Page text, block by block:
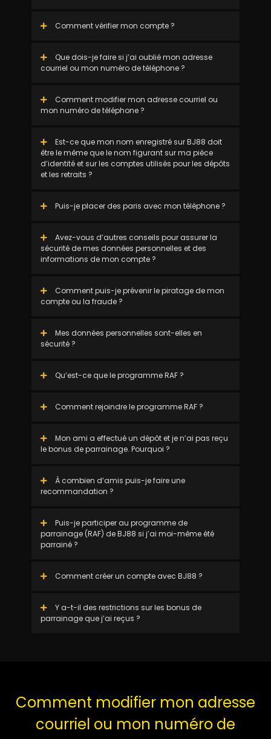
Comment vérifier mon compte ?
Que dois-je faire si j’ai oublié mon adresse
courriel ou mon numéro de téléphone ?
Comment modifier mon adresse courriel ou
mon numéro de téléphone ?
Est-ce que mon nom enregistré sur BJ88 doit
être le même que le nom figurant sur ma pièce
d’identité et sur les comptes utilisés pour les dépôts
et les retraits ?
Puis-je placer des paris avec mon téléphone ?
Avez-vous d’autres conseils pour assurer la
sécurité de mes données personnelles et des
informations de mon compte ?
Comment puis-je prévenir le piratage de mon
compte ou la fraude ?
Mes données personnelles sont-elles en
sécurité ?
Qu’est-ce que le programme RAF ?
Comment rejoindre le programme RAF ?
Mon ami a effectué un dépôt et je n’ai pas reçu
le bonus de parrainage. Pourquoi ?
À combien d’amis puis-je faire une
recommandation ?
Puis-je participer au programme de
parrainage (RAF) de BJ88 si j’ai moi-même été
parrainé ?
Comment créer un compte avec BJ88 ?
Y a-t-il des restrictions sur les bonus de
parrainage que j’ai reçus ?
Comment modifier mon adresse
courriel ou mon numéro de